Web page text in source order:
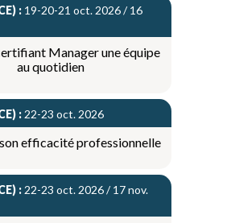
: 19-20-21 oct. 2026 / 16
Manager une équipe
au quotidien
: 22-23 oct. 2026
efficacité professionnelle
: 22-23 oct. 2026 / 17 nov.